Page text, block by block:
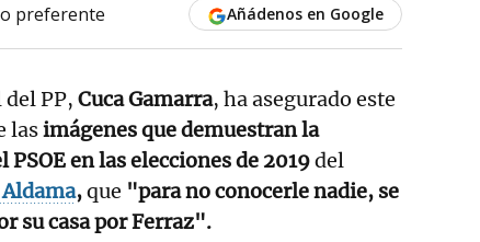
preferente Añádenos en Google
PP, Cuca Gamarra, ha asegurado este
lasimágenes que demuestran la
PSOE en las elecciones de 2019del
,que "para no conocerle nadie, se
su casa por Ferraz".